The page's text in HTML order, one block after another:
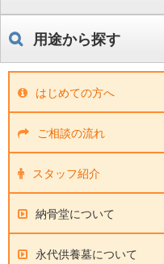
用途から探す
はじめての方へ
ご相談の流れ
スタッフ紹介
納骨堂について
永代供養墓について